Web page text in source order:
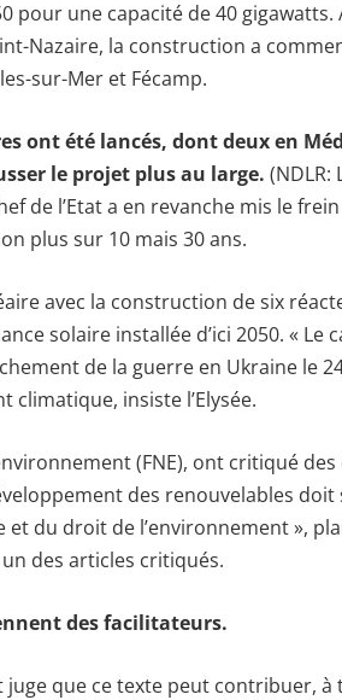
pour une capacité de 40
Nazaire, la construction a
sur-Mer et Fécamp.
ont été lancés, dont deux en
le projet plus au large. (NDLR:
de l’Etat a en revanche mis le
plus sur 10 mais 30 ans.
avec la construction de six
solaire installée d’ici 2050. « Le
de la guerre en Ukraine le
climatique, insiste l’Elysée.
(FNE), ont critiqué
des renouvelables doit
du droit de l’environnement »,
des articles critiqués.
des facilitateurs.
juge que ce texte peut contribuer, à